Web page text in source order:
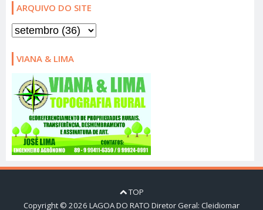
ARQUIVO DO SITE
VIANA & LIMA
TOP
Copyright © 2026 LAGOA DO RATO Diretor Geral: Cleidiomar